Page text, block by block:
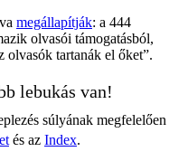
megállapítják: a 444
olvasói támogatásból,
olvasók tartanák el őket”.
lebukás van!
súlyának megfelelően
és az Index.